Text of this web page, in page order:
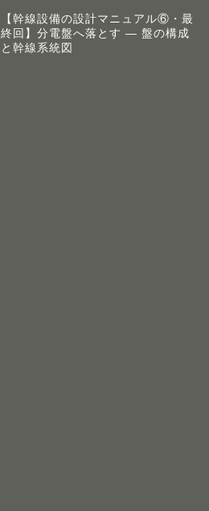
【幹線設備の設計マニュアル⑥・最
終回】分電盤へ落とす ― 盤の構成
と幹線系統図